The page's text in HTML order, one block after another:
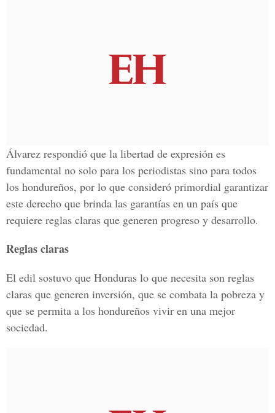
Álvarez respondió que la libertad de expresión es
fundamental no solo para los periodistas sino para todos
los hondureños, por lo que consideró primordial garantizar
este derecho que brinda las garantías en un país que
requiere reglas claras que generen progreso y desarrollo.
Reglas claras
El edil sostuvo que Honduras lo que necesita son reglas
claras que generen inversión, que se combata la pobreza y
que se permita a los hondureños vivir en una mejor
sociedad.